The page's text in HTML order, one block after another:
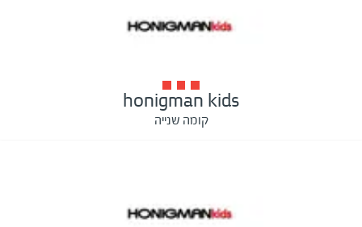
honigman kids
קומה שנייה